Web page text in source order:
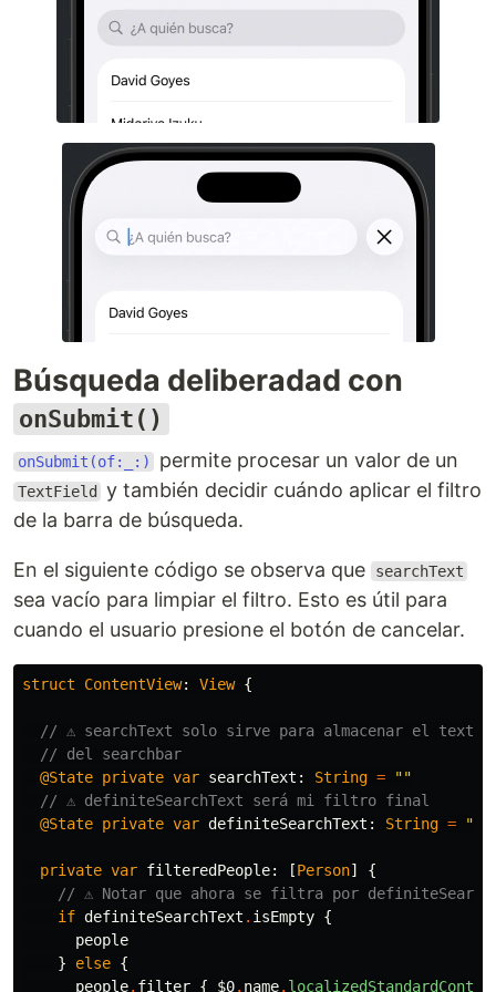
Búsqueda deliberadad con
onSubmit()
onSubmit(of:_:) permite procesar un valor de un
TextField
y también decidir cuándo aplicar el filtro
de la barra de búsqueda.
En el siguiente código se observa que searchText
sea vacío para limpiar el filtro. Esto es útil para
cuando el usuario presione el botón de cancelar.
struct ContentView: View {
// ⚠️ searchText solo sirve para almacenar el texto
// del searchbar
@State private var searchText : String =
""
// ⚠️ definiteSearchText será mi filtro final
@State private var definiteSearchText : String = ""
private var filteredPeople: [Person]
{
// ⚠️ Notar que ahora se filtra por
if definiteSearchText . isEmpty {
people
}
else {
people. filter { $0. name.